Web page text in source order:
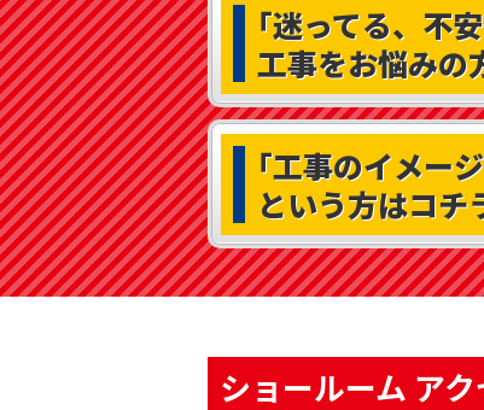
｢迷ってる、不
工事をお悩みの
｢工事のイメー
という方はコチ
ショールーム ア